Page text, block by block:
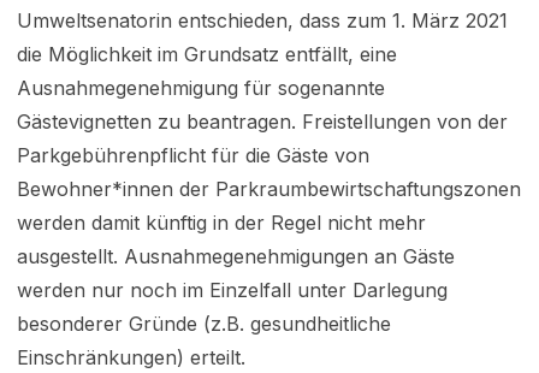
Umweltsenatorin entschieden, dass zum 1. März 2021
die Möglichkeit im Grundsatz entfällt, eine
Ausnahmegenehmigung für sogenannte
Gästevignetten zu beantragen. Freistellungen von der
Parkgebührenpflicht für die Gäste von
Bewohner*innen der Parkraumbewirtschaftungszonen
werden damit künftig in der Regel nicht mehr
ausgestellt. Ausnahmegenehmigungen an Gäste
werden nur noch im Einzelfall unter Darlegung
besonderer Gründe (z.B. gesundheitliche
Einschränkungen) erteilt.